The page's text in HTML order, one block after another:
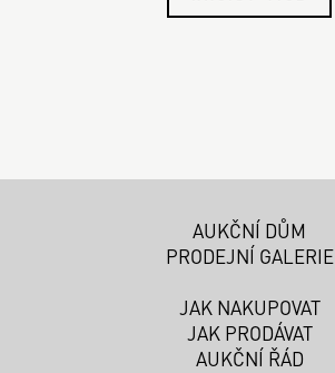
AUKČNÍ DŮM
PRODEJNÍ GALERIE
JAK NAKUPOVAT
JAK PRODÁVAT
AUKČNÍ ŘÁD